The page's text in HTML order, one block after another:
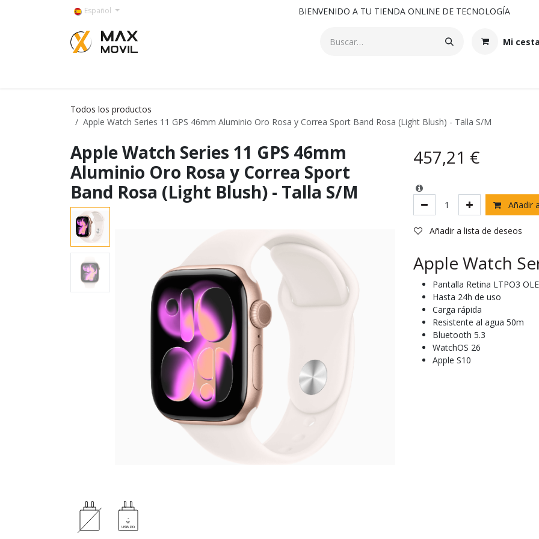
Español BIENVENIDO A TU TIENDA ONLINE DE TECNOLOGÍA
Mi
Todos los productos
Apple Watch Series 11 GPS 46mm Aluminio Oro Rosa y Correa Sport Band Rosa (Light Blush) - Talla S/M
Apple Watch Series 11 GPS 46mm
Aluminio Oro Rosa y Correa Sport
Band Rosa (Light Blush) - Talla S/M
457,21 €
Añadir
Añadir a lista de deseos
Apple Watch
Pantalla Retina LTPO3
Hasta 24h de uso
Carga rápida
Resistente al agua 50m
Bluetooth 5.3
WatchOS 26
Apple S10